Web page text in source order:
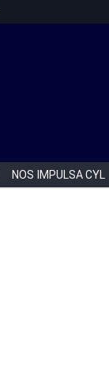
NOS IMPULSA CYL